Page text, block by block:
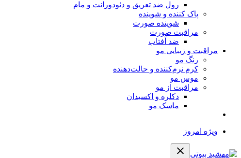
رول ضد تعریق و دئودورانت و مام
پاک کننده و شوینده
شوینده صورت
مراقبت صورت
ضد آفتاب
مراقبت و زیبایی مو
رنگ مو
کرم نرم‌کننده و حالت‌دهنده
موس مو
مراقبت از مو
دکلره و اکسیدان
ماسک مو
ویژه امروز